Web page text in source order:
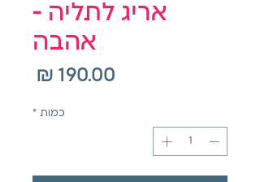
אריג לתליה -
אהבה
כמות *